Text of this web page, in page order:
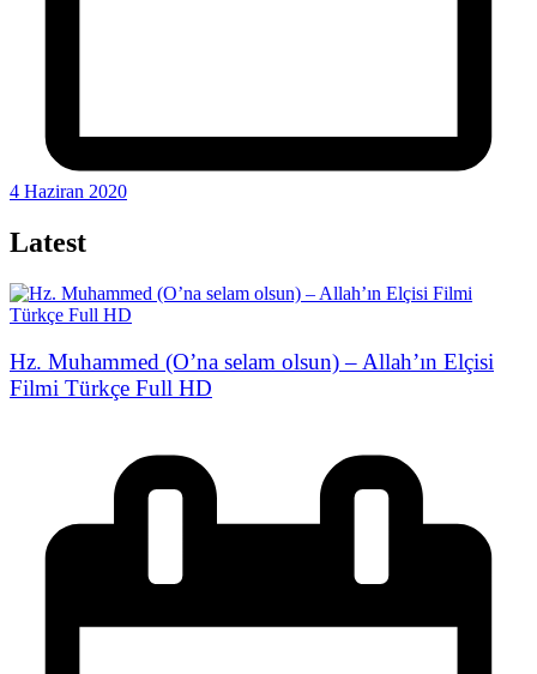
4 Haziran 2020
Latest
Hz. Muhammed (O’na selam olsun) – Allah’ın Elçisi
Filmi Türkçe Full HD